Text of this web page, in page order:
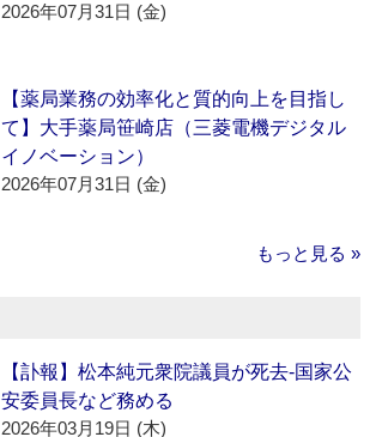
2026年07月31日 (金)
【薬局業務の効率化と質的向上を目指し
て】大手薬局笹崎店（三菱電機デジタル
イノベーション）
2026年07月31日 (金)
もっと見る »
【訃報】松本純元衆院議員が死去‐国家公
安委員長など務める
2026年03月19日 (木)